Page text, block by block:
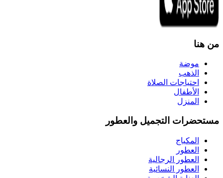
من هنا
موضة
الذهب
احتياجات الصلاة
الأطفال
المنزل
مستحضرات التجميل والعطور
المكياج
العطور
العطور الرجالية
العطور النسائية